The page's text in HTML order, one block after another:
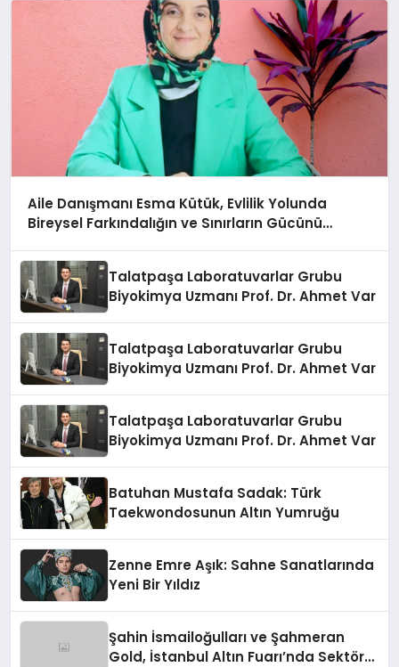
Aile Danışmanı Esma Kütük, Evlilik Yolunda
Bireysel Farkındalığın ve Sınırların Gücünü
Talatpaşa Laboratuvarlar Grubu
Biyokimya Uzmanı Prof. Dr. Ahmet Var
Talatpaşa Laboratuvarlar Grubu
Biyokimya Uzmanı Prof. Dr. Ahmet Var
Talatpaşa Laboratuvarlar Grubu
Biyokimya Uzmanı Prof. Dr. Ahmet Var
Batuhan Mustafa Sadak: Türk
Taekwondosunun Altın Yumruğu
Zenne Emre Aşık: Sahne Sanatlarında
Yeni Bir Yıldız
Şahin İsmailoğulları ve Şahmeran
Gold, İstanbul Altın Fuarı’nda Sektöre